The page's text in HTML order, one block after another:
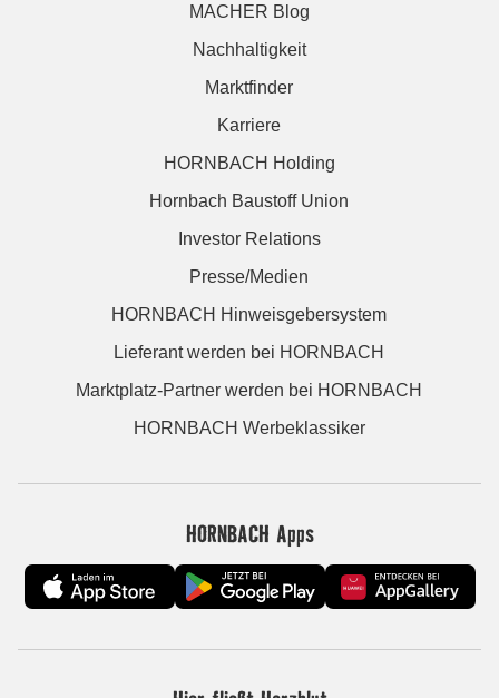
MACHER Blog
Nachhaltigkeit
Marktfinder
Karriere
HORNBACH Holding
Hornbach Baustoff Union
Investor Relations
Presse/Medien
HORNBACH Hinweisgebersystem
Lieferant werden bei HORNBACH
Marktplatz-Partner werden bei HORNBACH
HORNBACH Werbeklassiker
HORNBACH Apps